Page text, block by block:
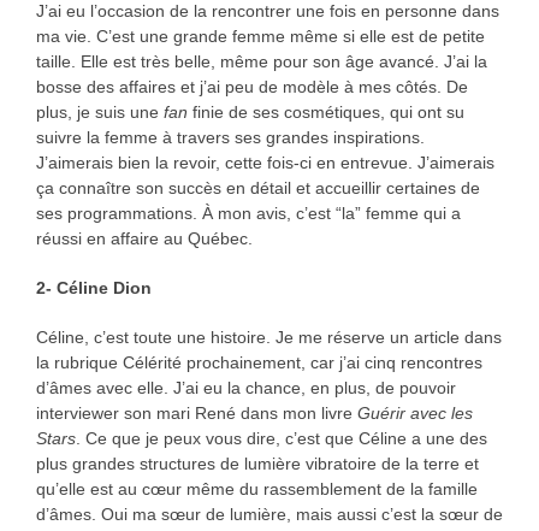
J’ai eu l’occasion de la rencontrer une fois en personne dans
ma vie. C’est une grande femme même si elle est de petite
taille. Elle est très belle, même pour son âge avancé. J’ai la
bosse des affaires et j’ai peu de modèle à mes côtés. De
plus, je suis une fan finie de ses cosmétiques, qui ont su
suivre la femme à travers ses grandes inspirations.
J’aimerais bien la revoir, cette fois-ci en entrevue. J’aimerais
ça connaître son succès en détail et accueillir certaines de
ses programmations. À mon avis, c’est “la” femme qui a
réussi en affaire au Québec.
2- Céline Dion
Céline, c’est toute une histoire. Je me réserve un article dans
la rubrique Célérité prochainement, car j’ai cinq rencontres
d’âmes avec elle. J’ai eu la chance, en plus, de pouvoir
interviewer son mari René dans mon livre Guérir avec les
Stars. Ce que je peux vous dire, c’est que Céline a une des
plus grandes structures de lumière vibratoire de la terre et
qu’elle est au cœur même du rassemblement de la famille
d’âmes. Oui ma sœur de lumière, mais aussi c’est la sœur de